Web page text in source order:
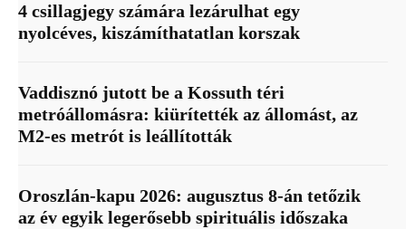
4 csillagjegy számára lezárulhat egy
nyolcéves, kiszámíthatatlan korszak
Vaddisznó jutott be a Kossuth téri
metróállomásra: kiürítették az állomást, az
M2-es metrót is leállították
Oroszlán-kapu 2026: augusztus 8-án tetőzik
az év egyik legerősebb spirituális időszaka